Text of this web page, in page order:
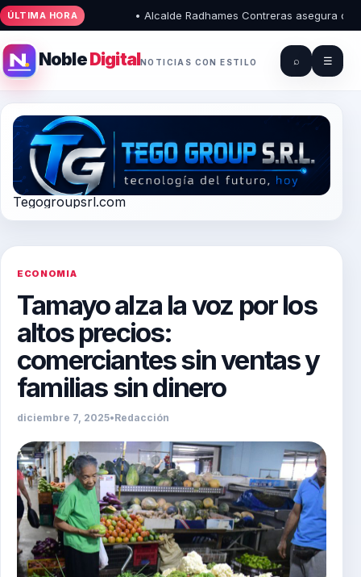
ÚLTIMA HORA • Alcalde Radhames Contreras asegura que
NobleDigitalNOTICIAS CON ESTILO ⌕ ☰
Tegogroupsrl.com
ECONOMIA
Tamayo alza la voz por los
altos precios:
comerciantes sin ventas y
familias sin dinero
diciembre 7, 2025•Redacción